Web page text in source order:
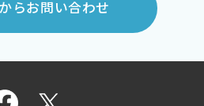
らお問い合わせ